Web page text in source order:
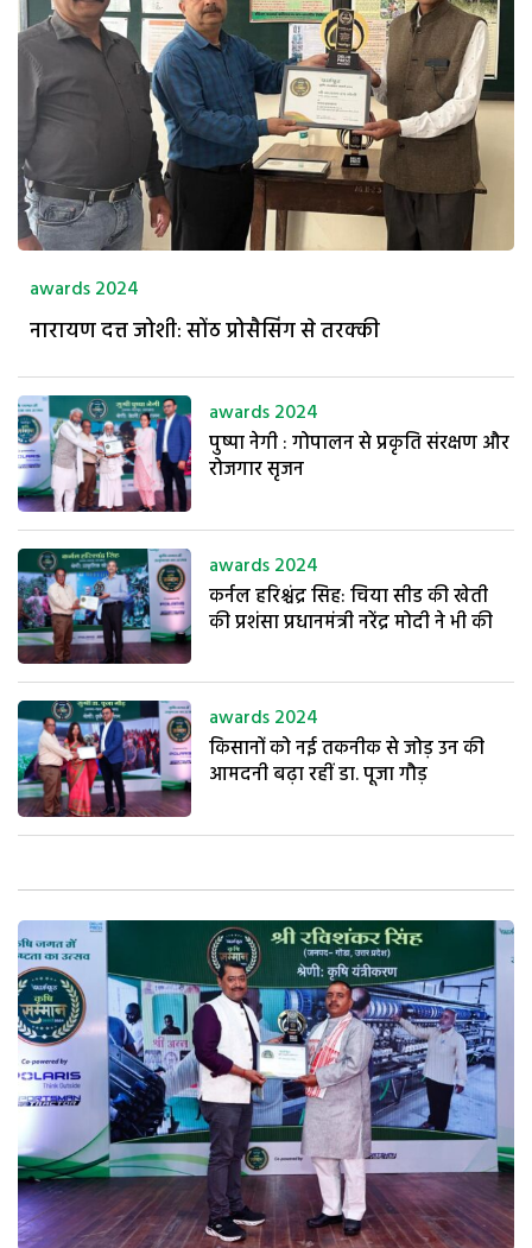
awards 2024
नारायण दत्त जोशी: सोंठ प्रोसैसिंग से तरक्की
awards 2024
पुष्पा नेगी : गोपालन से प्रकृति संरक्षण और
रोजगार सृजन
awards 2024
कर्नल हरिश्चंद्र सिह: चिया सीड की खेती
की प्रशंसा प्रधानमंत्री नरेंद्र मोदी ने भी की
awards 2024
किसानों को नई तकनीक से जोड़ उन की
आमदनी बढ़ा रहीं डा. पूजा गौड़